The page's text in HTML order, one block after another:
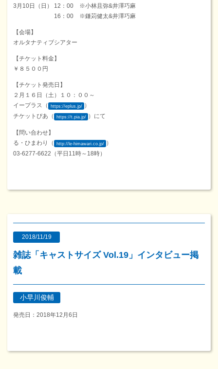
3月10日（日） 12：00 ※小林且弥&井澤巧麻
16：00 ※鎌苅健太&井澤巧麻
【会場】
オルタナティブシアター
【チケット料金】
￥８５００円
【チケット発売日】
２月１６日（土）１０：００～
イープラス（
https://eplus.jp/
）
チケットぴあ（
https://t.pia.jp/ ）にて
【問い合わせ】
る・ひまわり（
http://le-himawari.co.jp/
）
03-6277-6622（平日11時～18時）
2018/11/19
雑誌「キャストサイズ Vol.19」インタビュー掲
載
小早川俊輔
発売日：2018年12月6日